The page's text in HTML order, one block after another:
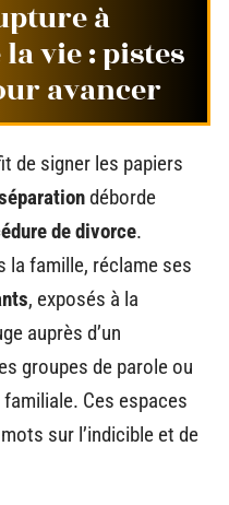
à
vie : pistes
avancer
de signer les papiers
déborde
de divorce.
la famille, réclame ses
, exposés à la
auprès d’un
groupes de parole ou
Ces espaces
sur l’indicible et de